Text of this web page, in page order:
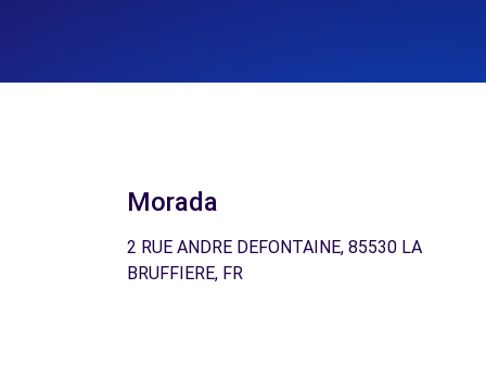
Morada
2 RUE ANDRE DEFONTAINE, 85530 LA
BRUFFIERE, FR